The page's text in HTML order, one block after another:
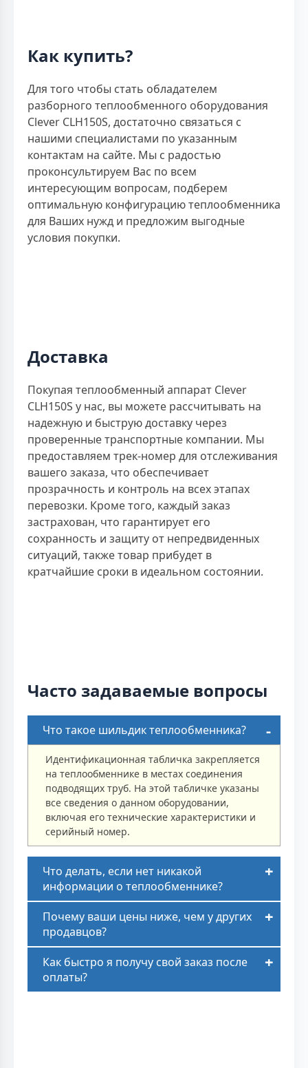
Как купить?
Для того чтобы стать обладателем
разборного теплообменного оборудования
Clever CLH150S, достаточно связаться с
нашими специалистами по указанным
контактам на сайте. Мы с радостью
проконсультируем Вас по всем
интересующим вопросам, подберем
оптимальную конфигурацию теплообменника
для Ваших нужд и предложим выгодные
условия покупки.
Доставка
Покупая теплообменный аппарат Clever
CLH150S у нас, вы можете рассчитывать на
надежную и быструю доставку через
проверенные транспортные компании. Мы
предоставляем трек-номер для отслеживания
вашего заказа, что обеспечивает
прозрачность и контроль на всех этапах
перевозки. Кроме того, каждый заказ
застрахован, что гарантирует его
сохранность и защиту от непредвиденных
ситуаций, также товар прибудет в
кратчайшие сроки в идеальном состоянии.
Часто задаваемые вопросы
Что такое шильдик теплообменника?
Идентификационная табличка закрепляется
на теплообменнике в местах соединения
подводящих труб. На этой табличке указаны
все сведения о данном оборудовании,
включая его технические характеристики и
серийный номер.
Что делать, если нет никакой
информации о теплообменнике?
Почему ваши цены ниже, чем у других
продавцов?
Как быстро я получу свой заказ после
оплаты?